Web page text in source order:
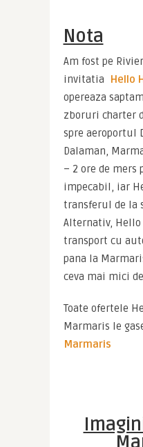
Nota
Am fost pe
invitatia
Hello
opereaza
zboruri charter
spre aeroportul
Dalaman,
– 2 ore de mers
impecabil, iar
transferul de la
Alternativ, Hello
transport cu
pana la
ceva mai mici
Toate ofertele
Marmaris le
Marmaris